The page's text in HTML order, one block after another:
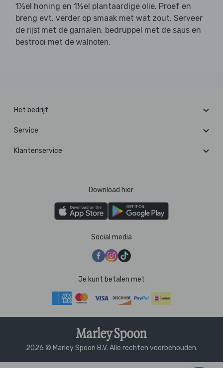
1½el honing en 1½el plantaardige olie. Proef en
breng evt. verder op smaak met wat zout. Serveer
de rijstmet de garnalen, bedruppel met de saus en
bestrooi met de walnoten.
Het bedrijf
Service
Klantenservice
Download hier:
Social media
Je kunt betalen met
2026 © Marley Spoon B.V. Alle rechten voorbehouden.